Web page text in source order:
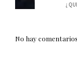
No hay